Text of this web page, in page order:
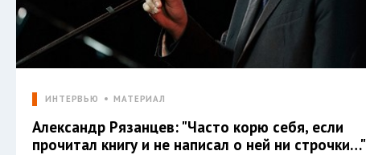
ИНТЕРВЬЮ МАТЕРИАЛ
Александр Рязанцев: "Часто корю себя, если
прочитал книгу и не написал о ней ни строчки…"